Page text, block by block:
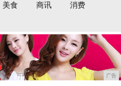
美食 商讯
消费
广告